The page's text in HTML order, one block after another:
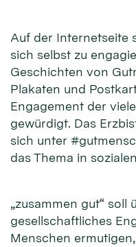
Auf der Internetseite
sich selbst zu
Geschichten von
Plakaten und
Engagement der
gewürdigt. Das
sich unter
das Thema in
„zusammen gut“ soll
gesellschaftliches
Menschen